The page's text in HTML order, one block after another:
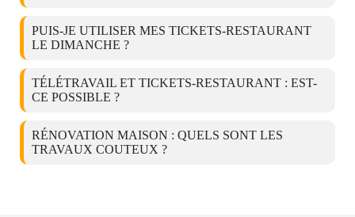
PUIS-JE UTILISER MES TICKETS-RESTAURANT
LE DIMANCHE ?
TÉLÉTRAVAIL ET TICKETS-RESTAURANT : EST-
CE POSSIBLE ?
RÉNOVATION MAISON : QUELS SONT LES
TRAVAUX COUTEUX ?